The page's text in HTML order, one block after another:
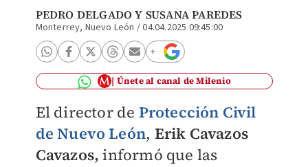
PEDRO DELGADOY SUSANA PAREDES
Monterrey, Nuevo León /04.04.2025 09:45:00
Únete al canal de Milenio
El director de Protección Civil
de Nuevo León, Erik Cavazos
Cavazos, informó que las